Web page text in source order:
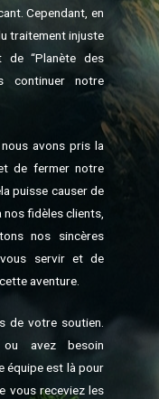
Cependant, en
traitement injuste
“Planète des
continuer notre
avons pris la
de fermer notre
puisse causer de
fidèles clients,
nos sincères
servir et de
aventure.
de votre soutien.
avez besoin
équipe est là pour
vous receviez les